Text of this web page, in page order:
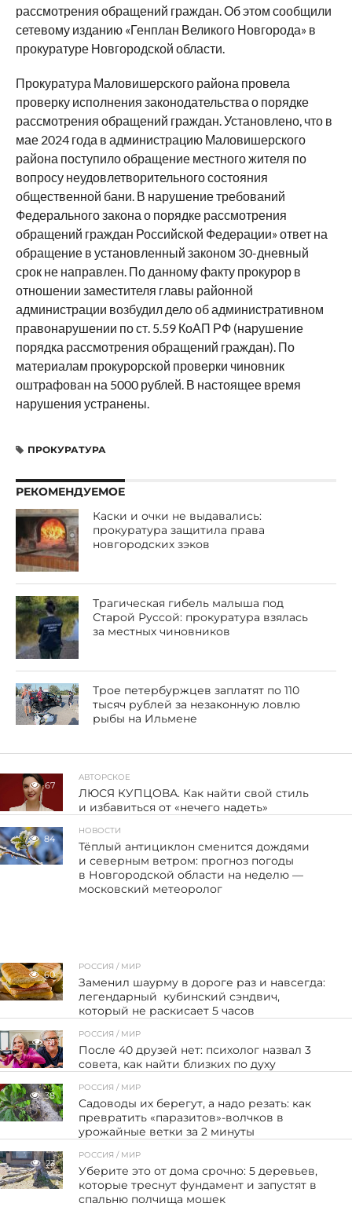
рассмотрения обращений граждан. Об этом сообщили
сетевому изданию «Генплан Великого Новгорода» в
прокуратуре Новгородской области.
Прокуратура Маловишерского района провела
проверку исполнения законодательства о порядке
рассмотрения обращений граждан. Установлено, что в
мае 2024 года в администрацию Маловишерского
района поступило обращение местного жителя по
вопросу неудовлетворительного состояния
общественной бани. В нарушение требований
Федерального закона о порядке рассмотрения
обращений граждан Российской Федерации» ответ на
обращение в установленный законом 30-дневный
срок не направлен. По данному факту прокурор в
отношении заместителя главы районной
администрации возбудил дело об административном
правонарушении по ст. 5.59 КоАП РФ (нарушение
порядка рассмотрения обращений граждан). По
материалам прокурорской проверки чиновник
оштрафован на 5000 рублей. В настоящее время
нарушения устранены.
ПРОКУРАТУРА
РЕКОМЕНДУЕМОЕ
Каски и очки не выдавались:
прокуратура защитила права
новгородских зэков
Трагическая гибель малыша под
Старой Руссой: прокуратура взялась
за местных чиновников
Трое петербуржцев заплатят по 110
тысяч рублей за незаконную ловлю
рыбы на Ильмене
67
АВТОРСКОЕ
ЛЮСЯ КУПЦОВА. Как найти свой стиль
и избавиться от «нечего надеть»
84
НОВОСТИ
Тёплый антициклон сменится дождями
и северным ветром: прогноз погоды
в Новгородской области на неделю —
московский метеоролог
60
РОССИЯ / МИР
Заменил шаурму в дороге раз и навсегда:
легендарный кубинский сэндвич,
который не раскисает 5 часов
31
РОССИЯ / МИР
После 40 друзей нет: психолог назвал 3
совета, как найти близких по духу
38
РОССИЯ / МИР
Садоводы их берегут, а надо резать: как
превратить «паразитов»-волчков в
урожайные ветки за 2 минуты
23
РОССИЯ / МИР
Уберите это от дома срочно: 5 деревьев,
которые треснут фундамент и запустят в
спальню полчища мошек